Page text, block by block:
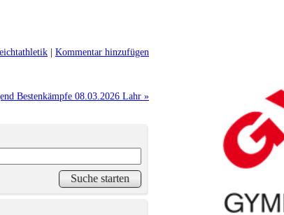
| Kommentar hinzufügen
Bestenkämpfe 08.03.2026 Lahr »